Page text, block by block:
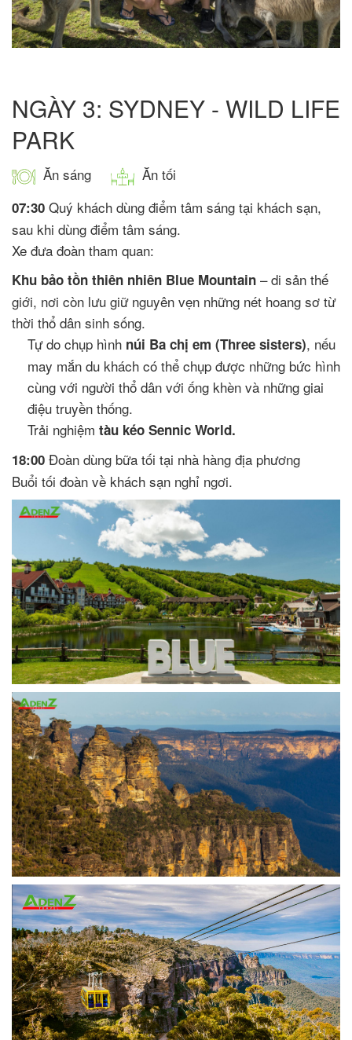
NGÀY 3: SYDNEY - WILD LIFE
PARK
Ăn sáng Ăn tối
07:30 Quý khách dùng điểm tâm sáng tại khách sạn,
sau khi dùng điểm tâm sáng.
Xe đưa đoàn tham quan:
Khu bảo tồn thiên nhiên Blue Mountain – di sản thế
giới, nơi còn lưu giữ nguyên vẹn những nét hoang sơ từ
thời thổ dân sinh sống.
Tự do chụp hình núi Ba chị em (Three sisters), nếu
may mắn du khách có thể chụp được những bức hình
cùng với người thổ dân với ống khèn và những giai
điệu truyền thống.
Trải nghiệm tàu kéo Sennic World.
18:00 Đoàn dùng bữa tối tại nhà hàng địa phương
Buổi tối đoàn về khách sạn nghỉ ngơi.